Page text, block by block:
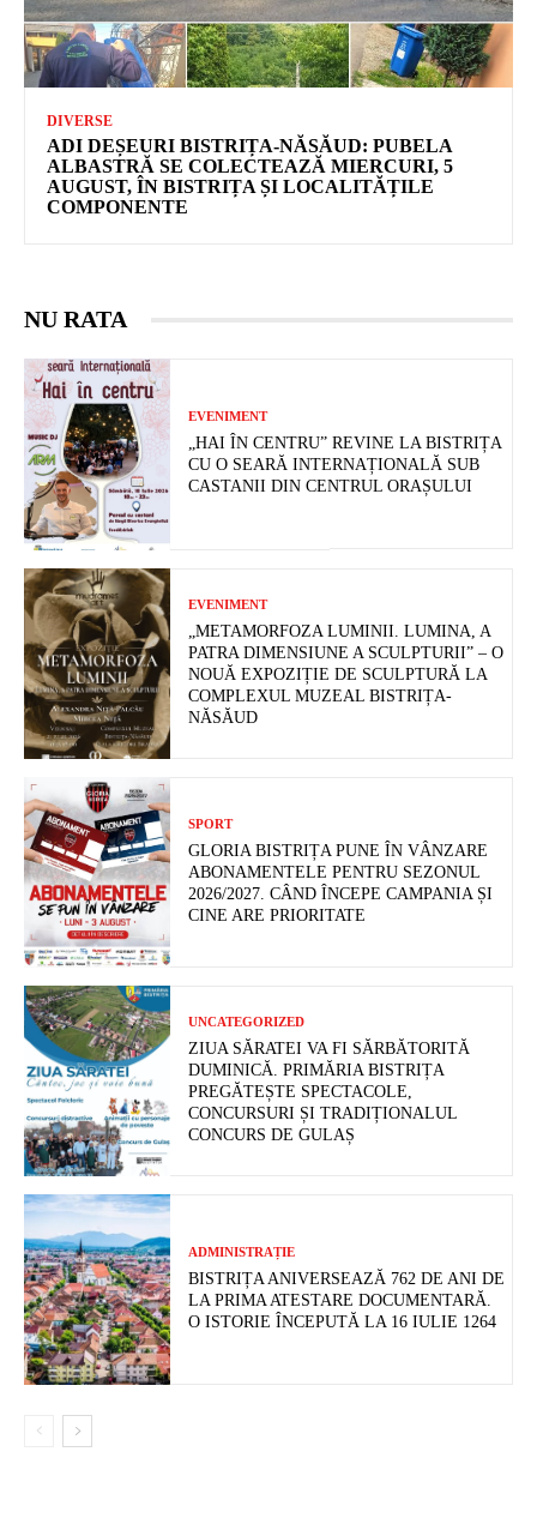
DIVERSE
ADI DEȘEURI BISTRIȚA-NĂSĂUD: PUBELA
ALBASTRĂ SE COLECTEAZĂ MIERCURI, 5
AUGUST, ÎN BISTRIȚA ȘI LOCALITĂȚILE
COMPONENTE
NU RATA
EVENIMENT
„HAI ÎN CENTRU” REVINE LA BISTRIȚA
CU O SEARĂ INTERNAȚIONALĂ SUB
CASTANII DIN CENTRUL ORAȘULUI
EVENIMENT
„METAMORFOZA LUMINII. LUMINA, A
PATRA DIMENSIUNE A SCULPTURII” – O
NOUĂ EXPOZIȚIE DE SCULPTURĂ LA
COMPLEXUL MUZEAL BISTRIȚA-
NĂSĂUD
SPORT
GLORIA BISTRIȚA PUNE ÎN VÂNZARE
ABONAMENTELE PENTRU SEZONUL
2026/2027. CÂND ÎNCEPE CAMPANIA ȘI
CINE ARE PRIORITATE
UNCATEGORIZED
ZIUA SĂRATEI VA FI SĂRBĂTORITĂ
DUMINICĂ. PRIMĂRIA BISTRIȚA
PREGĂTEȘTE SPECTACOLE,
CONCURSURI ȘI TRADIȚIONALUL
CONCURS DE GULAȘ
ADMINISTRAȚIE
BISTRIȚA ANIVERSEAZĂ 762 DE ANI DE
LA PRIMA ATESTARE DOCUMENTARĂ.
O ISTORIE ÎNCEPUTĂ LA 16 IULIE 1264